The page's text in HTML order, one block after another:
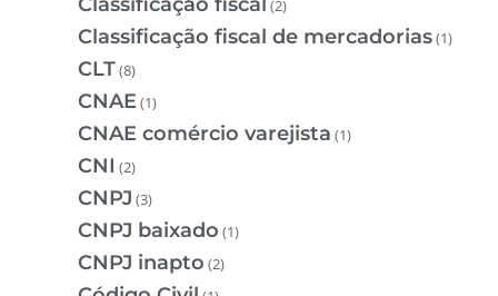
(2)
Classificação fiscal de mercadorias(1)
CLT(8)
CNAE(1)
CNAE comércio varejista (1)
CNI (2)
CNPJ (3)
CNPJ baixado (1)
CNPJ inapto (2)